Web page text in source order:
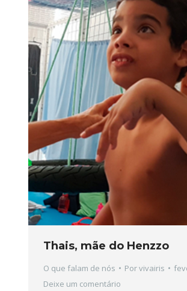
Thais, mãe do Henzzo
O que falam de nós Porvivairis
Deixe um comentário